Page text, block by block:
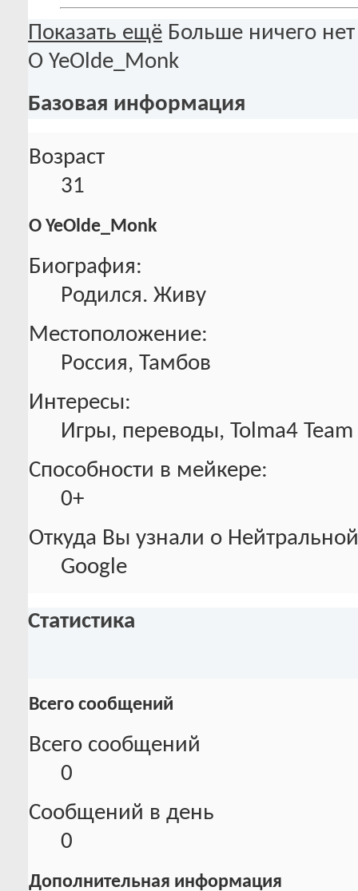
Показать ещё Больше ничего нет
О YeOlde_Monk
Базовая информация
Возраст
31
О YeOlde_Monk
Биография:
Родился. Живу
Местоположение:
Россия, Тамбов
Интересы:
Игры, переводы, Tolma4 Team
Способности в мейкере:
0+
Откуда Вы узнали о
Google
Статистика
Всего сообщений
Всего сообщений
0
Сообщений в день
0
Дополнительная информация